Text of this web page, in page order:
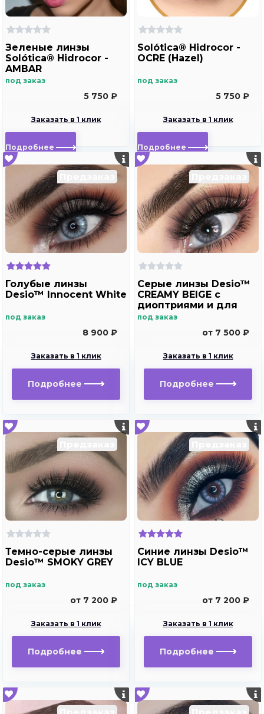
Зеленые линзы
Solótica® Hidrocor -
AMBAR
под заказ
5 750 ₽
Заказать в 1 клик
Подробнее
Solótica® Hidrocor -
OCRE (Hazel)
под заказ
5 750 ₽
Заказать в 1 клик
Подробнее
Голубые линзы
Desio™ Innocent White
под заказ
8 900 ₽
Заказать в 1 клик
Подробнее
Серые линзы Desio™
CREAMY BEIGE с
диоптриями и для
хорошего зрения
под заказ
от 7 500 ₽
Заказать в 1 клик
Подробнее
Темно-серые линзы
Desio™ SMOKY GREY
под заказ
от 7 200 ₽
Заказать в 1 клик
Подробнее
Синие линзы Desio™
ICY BLUE
под заказ
от 7 200 ₽
Заказать в 1 клик
Подробнее